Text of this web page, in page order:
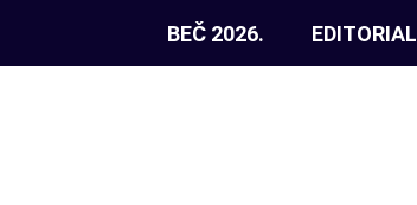
BEČ 2026. EDITORIAL